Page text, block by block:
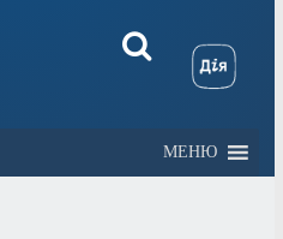
МЕНЮ